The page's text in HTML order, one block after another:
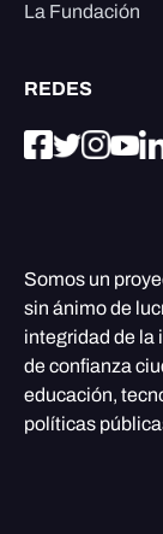
La Fundación
REDES
Somos un
sin ánimo de
integridad de la
de confianza
educación,
políticas